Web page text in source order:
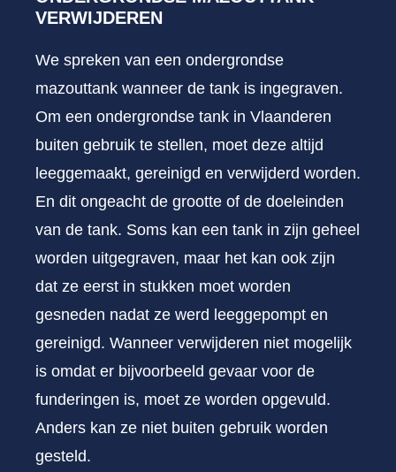
VERWIJDEREN
We spreken van een ondergrondse
mazouttank wanneer de tank is ingegraven.
Om een ondergrondse tank in Vlaanderen
buiten gebruik te stellen, moet deze altijd
leeggemaakt, gereinigd en verwijderd worden.
En dit ongeacht de grootte of de doeleinden
van de tank. Soms kan een tank in zijn geheel
worden uitgegraven, maar het kan ook zijn
dat ze eerst in stukken moet worden
gesneden nadat ze werd leeggepompt en
gereinigd. Wanneer verwijderen niet mogelijk
is omdat er bijvoorbeeld gevaar voor de
funderingen is, moet ze worden opgevuld.
Anders kan ze niet buiten gebruik worden
gesteld.